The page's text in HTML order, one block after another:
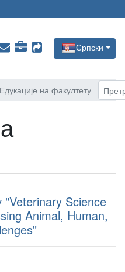
Српски
Едукације на факултету
"Veterinary Science
Animal, Human,